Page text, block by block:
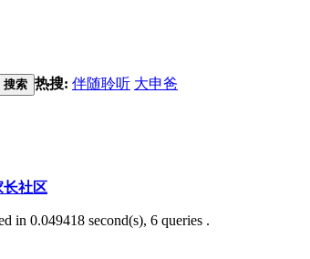
搜索 热搜: 伴随聆听 大申爸
长社区
in 0.049418 second(s), 6 queries .